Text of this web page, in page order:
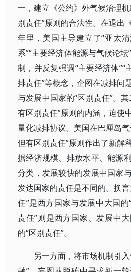
一，建立《公约》外气候治理
别责任”原则的合法性。在退出
年里，美国主导建立了“亚太
系”“主要经济体能源与气候论
制，并反复强调“主要经济体”“
排责任”等概念，企图在减排问
与发展中国家的“区别责任”。
有区别责任”原则的内涵，迫使
量化减排协议。美国在巴厘岛
但有区别责任”原则作出了新解
据经济规模、排放水平、能源
分类，发展较快的发展中国家
发达国家的责任是不同的。换
任”是西方国家与发展中大国的
责任”则是西方国家、发展中
的“区别责任”。
另一方面，将市场机制引